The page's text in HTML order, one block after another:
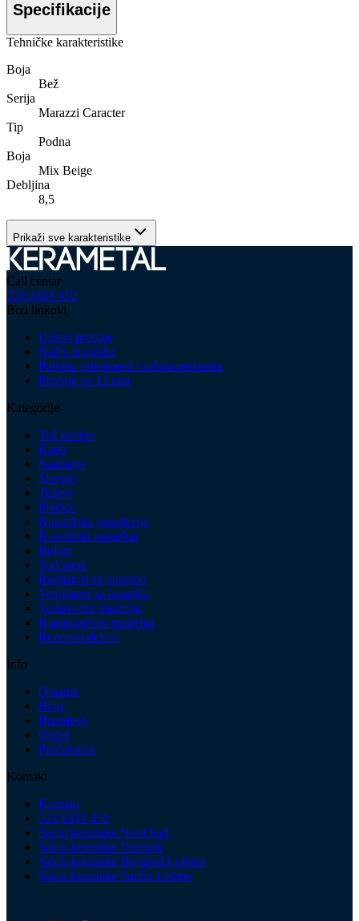
Specifikacije
Tehničke karakteristike
Boja
Bež
Serija
Marazzi Caracter
Tip
Podna
Boja
Mix Beige
Debljina
8,5
Prikaži sve karakteristike
Call centar
021 6333 450
Brzi linkovi
Uslovi prodaje
Način isporuke
Politika privatnosti i zaštita podataka
Prodaja na 12 rata
Kategorije
Tuš kabine
Kade
Sanitarije
Slavine
Tuševi
Pločice
Kupatilska galanterija
Kupatilski nameštaj
Bojleri
Sudopere
Radijatori za kupatilo
Ventilatori za kupatilo
Vodovodni materijal
Kanalizacioni materijal
Rezervni delovi
Info
O nama
Blog
Brendovi
Outlet
Prodavnice
Kontakt
Kontakt
021 6333 450
Salon keramike Novi Sad
Salon keramike Veternik
Salon keramike Beograd Leštane
Salon keramike Surčin Ledine